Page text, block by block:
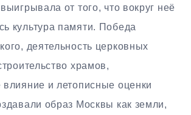
от того, что вокруг неё
культура памяти. Победа
деятельность церковных
храмов,
влияние и летописные оценки
образ Москвы как земли,